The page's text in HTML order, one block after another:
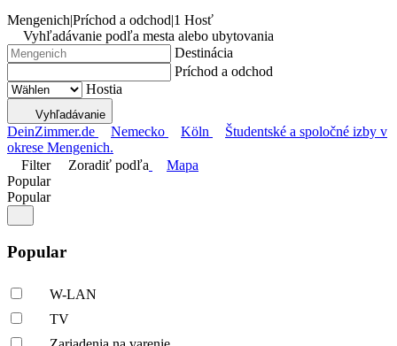
Mengenich|Príchod a odchod|1 Hosť
Vyhľadávanie podľa mesta alebo ubytovania
Destinácia
Príchod a odchod
Hostia
Vyhľadávanie
DeinZimmer.de Nemecko Köln
Študentské a spoločné izby v
okrese Mengenich.
Filter
Zoradiť podľa
Mapa
Popular
Popular
Popular
W-LAN
TV